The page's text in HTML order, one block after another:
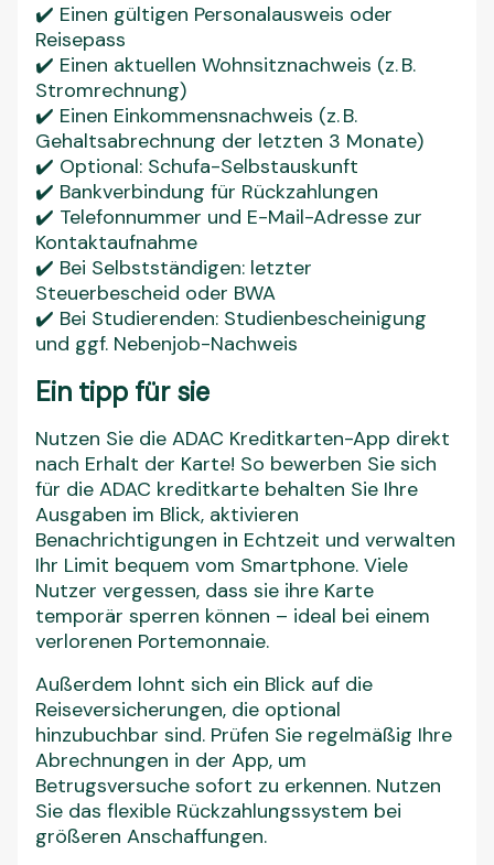
✔️ Einen gültigen Personalausweis oder
Reisepass
✔️ Einen aktuellen Wohnsitznachweis (z. B.
Stromrechnung)
✔️ Einen Einkommensnachweis (z. B.
Gehaltsabrechnung der letzten 3 Monate)
✔️ Optional: Schufa-Selbstauskunft
✔️ Bankverbindung für Rückzahlungen
✔️ Telefonnummer und E-Mail-Adresse zur
Kontaktaufnahme
✔️ Bei Selbstständigen: letzter
Steuerbescheid oder BWA
✔️ Bei Studierenden: Studienbescheinigung
und ggf. Nebenjob-Nachweis
Ein tipp für sie
Nutzen Sie die ADAC Kreditkarten-App direkt
nach Erhalt der Karte! So bewerben Sie sich
für die ADAC kreditkarte behalten Sie Ihre
Ausgaben im Blick, aktivieren
Benachrichtigungen in Echtzeit und verwalten
Ihr Limit bequem vom Smartphone. Viele
Nutzer vergessen, dass sie ihre Karte
temporär sperren können – ideal bei einem
verlorenen Portemonnaie.
Außerdem lohnt sich ein Blick auf die
Reiseversicherungen, die optional
hinzubuchbar sind. Prüfen Sie regelmäßig Ihre
Abrechnungen in der App, um
Betrugsversuche sofort zu erkennen. Nutzen
Sie das flexible Rückzahlungssystem bei
größeren Anschaffungen.